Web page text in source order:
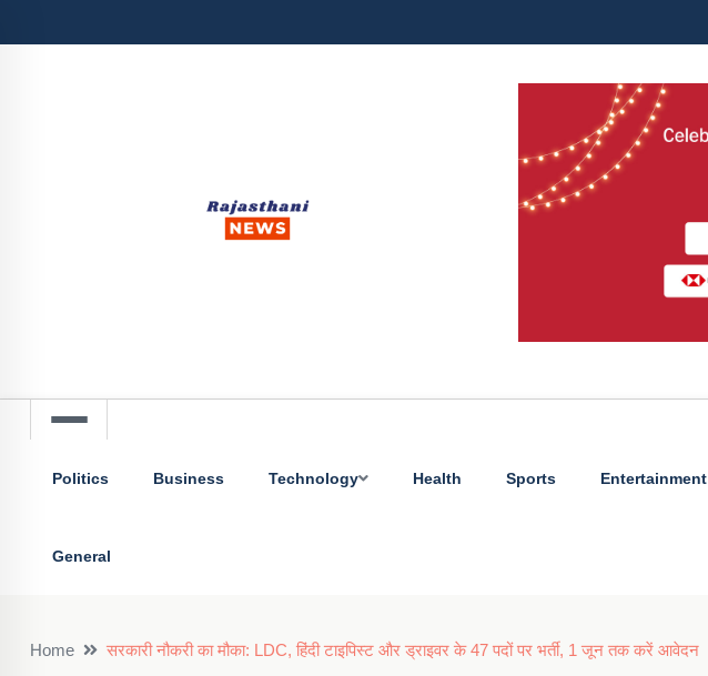
Politics Business Technology Health Sports Entertainment
General
Home सरकारी नौकरी का मौका: LDC, हिंदी टाइपिस्ट और ड्राइवर के 47 पदों पर भर्ती, 1 जून तक करें आवेदन